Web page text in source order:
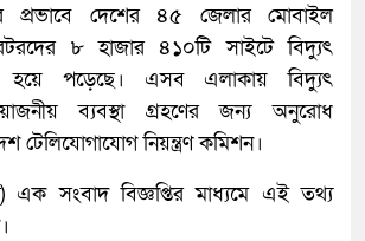
প্রভাবে দেশের ৪৫ জেলার মোবাইল
৮ হাজার ৪১০টি সাইটে বিদ্যুৎ
হয়ে পড়েছে। এসব এলাকায় বিদ্যুৎ
ব্যবস্থা গ্রহণের জন্য অনুরোধ
টেলিযোগাযোগ নিয়ন্ত্রণ কমিশন।
এক সংবাদ বিজ্ঞপ্তির মাধ্যমে এই তথ্য